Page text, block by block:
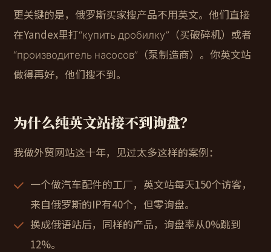
更关键的是，俄罗斯买家搜产品不用英文。他们直接
在Yandex里打“купить дробилку”（买破碎机）或者
“производитель насосов”（泵制造商）。你英文站
做得再好，他们搜不到。
为什么纯英文站接不到询盘？
我做外贸网站这十年，见过太多这样的案例：
一个做汽车配件的工厂，英文站每天150个访客，
来自俄罗斯的IP有40个，但零询盘。
换成俄语站后，同样的产品，询盘率从0%跳到
12%。